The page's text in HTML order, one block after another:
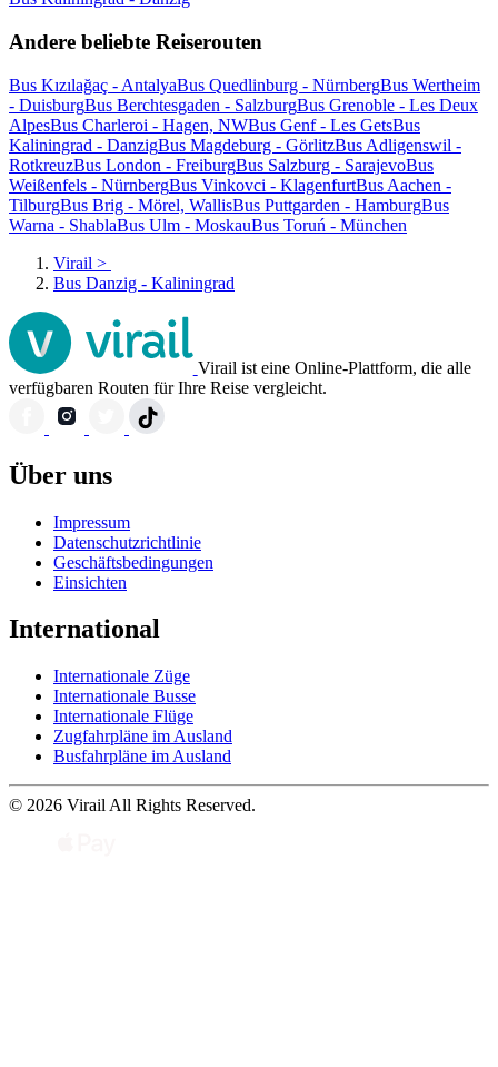
Andere beliebte Reiserouten
Bus Kızılağaç - AntalyaBus Quedlinburg - NürnbergBus Wertheim
- DuisburgBus Berchtesgaden - SalzburgBus Grenoble - Les Deux
AlpesBus Charleroi - Hagen, NWBus Genf - Les GetsBus
Kaliningrad - DanzigBus Magdeburg - GörlitzBus Adligenswil -
RotkreuzBus London - FreiburgBus Salzburg - SarajevoBus
Weißenfels - NürnbergBus Vinkovci - KlagenfurtBus Aachen -
TilburgBus Brig - Mörel, WallisBus Puttgarden - HamburgBus
Warna - ShablaBus Ulm - MoskauBus Toruń - München
Virail >
Bus Danzig - Kaliningrad
Virail ist eine Online-Plattform, die alle
verfügbaren Routen für Ihre Reise vergleicht.
Über uns
Impressum
Datenschutzrichtlinie
Geschäftsbedingungen
Einsichten
International
Internationale Züge
Internationale Busse
Internationale Flüge
Zugfahrpläne im Ausland
Busfahrpläne im Ausland
© 2026 Virail All Rights Reserved.